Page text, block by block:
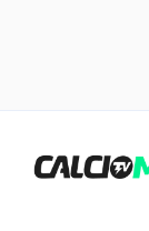
contenuto